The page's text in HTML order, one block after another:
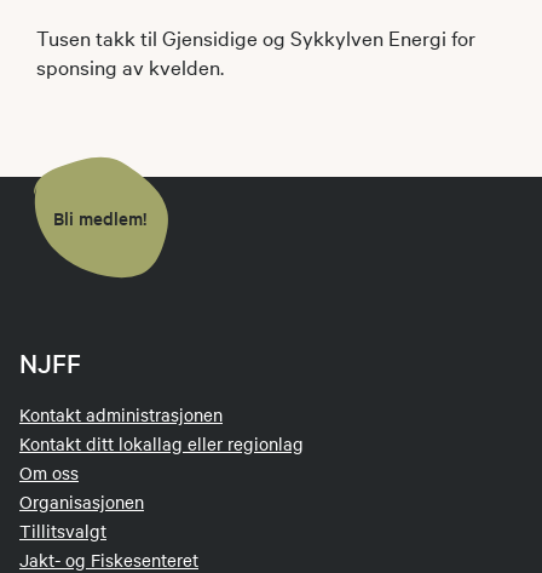
Tusen takk til Gjensidige og Sykkylven Energi for
sponsing av kvelden.
Bli medlem!
NJFF
Kontakt administrasjonen
Kontakt ditt lokallag eller regionlag
Om oss
Organisasjonen
Tillitsvalgt
Jakt- og Fiskesenteret